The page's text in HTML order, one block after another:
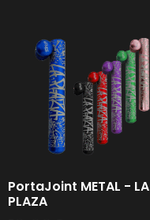
PortaJoint METAL - LA
PLAZA